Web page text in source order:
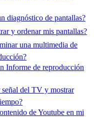
diagnóstico de pantallas?
y ordenar mis pantallas?
una multimedia de
Informe de reproducción
del TV y mostrar
de Youtube en mi